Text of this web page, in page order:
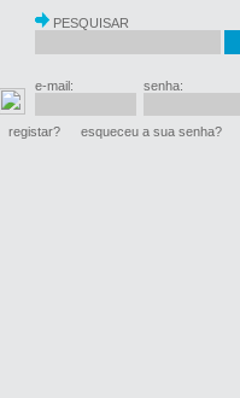
PESQUISAR
e-mail: senha:
registar? esqueceu a sua senha?